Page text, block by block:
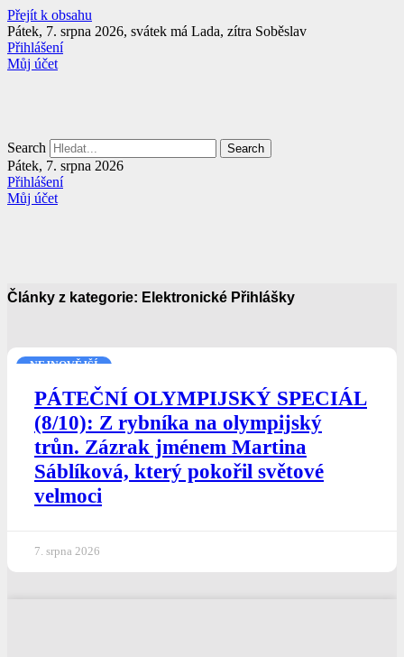
Přejít k obsahu
Pátek, 7. srpna 2026, svátek má Lada, zítra Soběslav
Přihlášení
Můj účet
Search Search
Pátek, 7. srpna 2026
Přihlášení
Můj účet
Články z kategorie: Elektronické Přihlášky
NEJNOVĚJŠÍ
PÁTEČNÍ OLYMPIJSKÝ SPECIÁL
(8/10): Z rybníka na olympijský
trůn. Zázrak jménem Martina
Sáblíková, který pokořil světové
velmoci
7. srpna 2026